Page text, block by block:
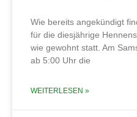
Wie bereits angekündigt
für die diesjährige
wie gewohnt statt. Am
ab 5:00 Uhr die
WEITERLESEN »